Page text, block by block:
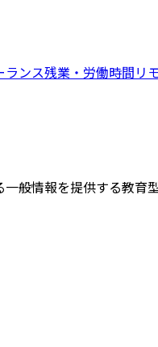
ランス残業・労働時間リ
般情報を提供する教育